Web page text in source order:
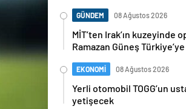
GÜNDEM 08 Ağustos 2026
MİT’ten Irak’ın kuzeyinde
Ramazan Güneş
EKONOMİ 08 Ağustos 2026
Yerli otomobil TOGG’un
yetişecek